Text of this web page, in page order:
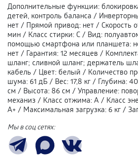
Дополнительные функции:
детей, контроль баланса /
нет / Прямой привод: нет / Скорость
мин / Класс стирки: С / Вид:
помощью смартфона или планшета:
нет / Гарантия: 12 месяцев /
шланг; сливной шланг; держатель
кабель / Цвет: белый / Количество
шума: 61 дБ / Вес: 17,8 кг / Глубина:
см / Высота: 86 см / Управление:
механиз / Класс отжима: А / Класс
A+ / Максимальная загрузка: 6 кг /
Мы в соц сетях: